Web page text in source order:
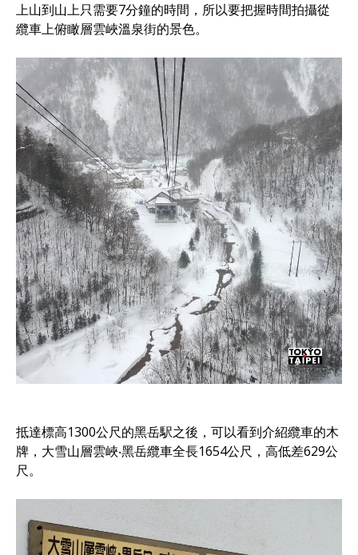
上山到山上只需要7分鐘的時間，所以要把握時間拍攝從
纜車上俯瞰層雲峽溫泉街的景色。
抵達標高1300公尺的黑岳駅之後，可以看到介紹纜車的木
牌，大雪山層雲峽‧黑岳纜車全長1654公尺，高低差629公
尺。